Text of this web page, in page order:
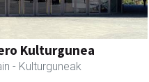
Kulturgunea
- Kulturguneak